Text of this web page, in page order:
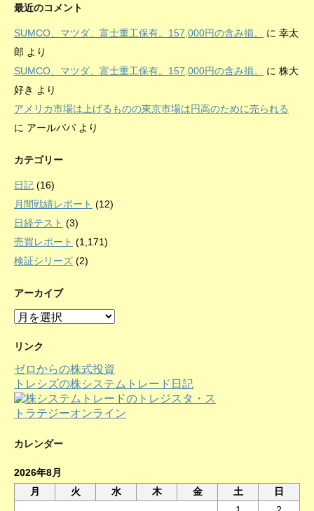
最近のコメント
SUMCO、マツダ、富士重工保有。157,000円の含み損。 に 幸太
郎 より
SUMCO、マツダ、富士重工保有。157,000円の含み損。
に 株大
好き より
アメリカ市場は上げるものの東京市場は円高のために売られる
に アールパパ より
カテゴリー
日記 (16)
月間戦績レポート (12)
日経テスト (3)
売買レポート (1,171)
検証シリーズ (2)
アーカイブ
ア
カ
ブ
リンク
ゼロからの株式投資
トレシズの株システムトレード日記
カレンダー
2026年8月
月
火 水 木 金 土
日